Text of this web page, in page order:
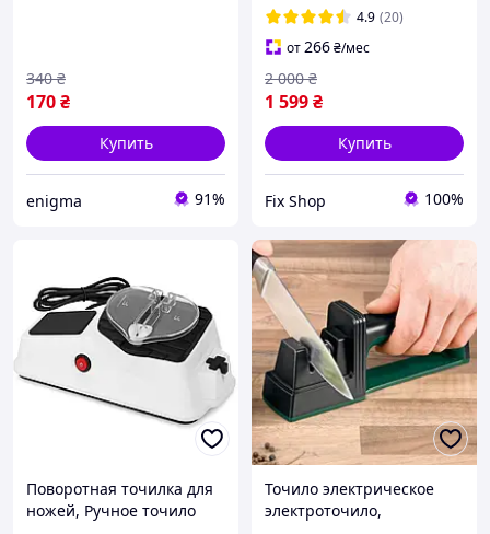
170₴
340 ₴
Купить
enigma 91%
система заточки
4.9 (20)
от266₴/мес
1 599₴
2 000 ₴
Купить
Fix Shop 100%
Поворотная точилка для
ножей, Ручное точило
Точило электрическое
электроточило,